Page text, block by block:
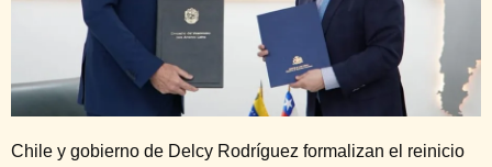
Chile y gobierno de Delcy Rodríguez formalizan el reinicio